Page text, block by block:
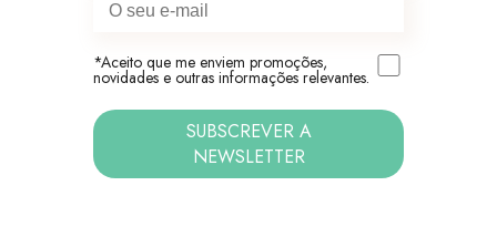
*Aceito que me enviem promoções,
novidades e outras informações relevantes.
SUBSCREVER A
NEWSLETTER